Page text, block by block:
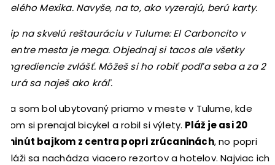
celého Mexika. Navyše, na to, ako vyzerajú, berú karty.
Tip na skvelú reštauráciu v Tulume: El Carboncito v
centre mesta je mega. Objednaj si tacos ale všetky
ingrediencie zvlášť. Môžeš si ho robiť podľa seba a za 2
eurá sa naješ ako kráľ.
Ja som bol ubytovaný priamo v meste v Tulume, kde
som si prenajal bicykel a robil si výlety. Pláž je asi 20
minút bajkom z centra popri zrúcaninách, no popri
pláži sa nachádza viacero rezortov a hotelov. Najviac ich